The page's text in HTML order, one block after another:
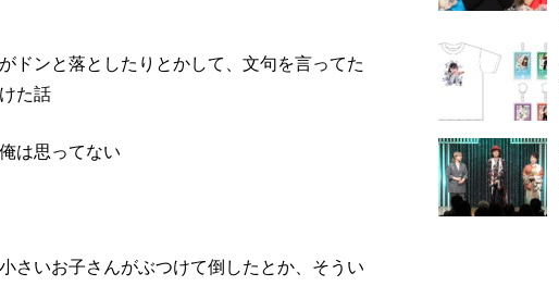
ドンと落としたりとかして、文句を言ってた
た話
は思ってない
いお子さんがぶつけて倒したとか、そうい
AD